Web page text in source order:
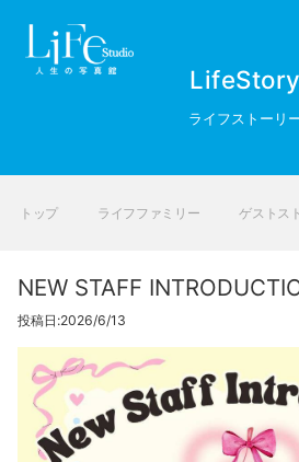
LifeStory
ライフストーリ
トップ ライフファミリー ゲストス
NEW STAFF
投稿日:2026/6/13